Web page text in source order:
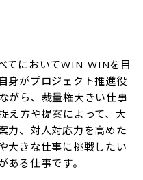
てにおいてWIN-WINを⽬
⾝がプロジェクト推進役
がら、裁量権⼤きい仕事
え⽅や提案によって、⼤
⼒、対⼈対応⼒を⾼めた
⼤きな仕事に挑戦したい
ある仕事です。